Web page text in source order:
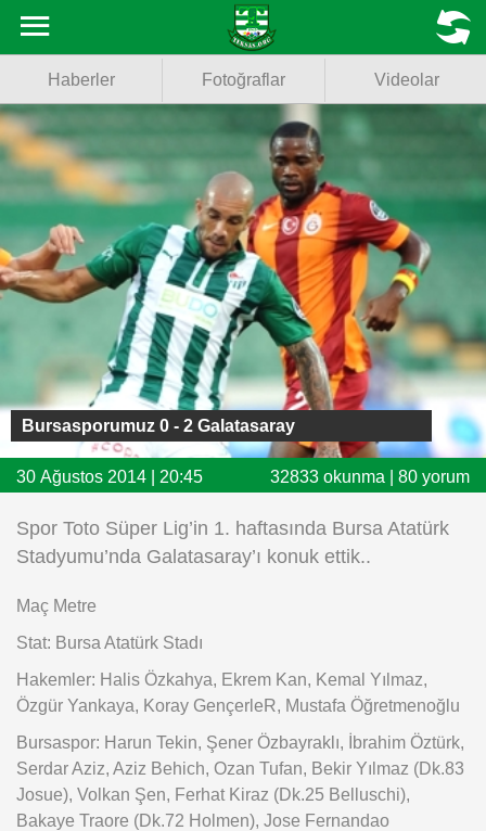
Fotoğraflar
Videolar
Basketbol
Voleybol
Puan Durumu
Fikstür
Facebook
Twitter
Instagram
iOS
MENU
Haberler Fotoğraflar Videolar
Bursasporumuz 0 - 2 Galatasaray
30 Ağustos 2014 | 20:45 32833 okunma | 80 yorum
Spor Toto Süper Lig’in 1. haftasında Bursa Atatürk
Stadyumu’nda Galatasaray’ı konuk ettik..
Maç Metre
Stat: Bursa Atatürk Stadı
Hakemler: Halis Özkahya, Ekrem Kan, Kemal Yılmaz,
Özgür Yankaya, Koray GençerleR, Mustafa Öğretmenoğlu
Bursaspor: Harun Tekin, Şener Özbayraklı, İbrahim Öztürk,
Serdar Aziz, Aziz Behich, Ozan Tufan, Bekir Yılmaz (Dk.83
Josue), Volkan Şen, Ferhat Kiraz (Dk.25 Belluschi),
Bakaye Traore (Dk.72 Holmen), Jose Fernandao